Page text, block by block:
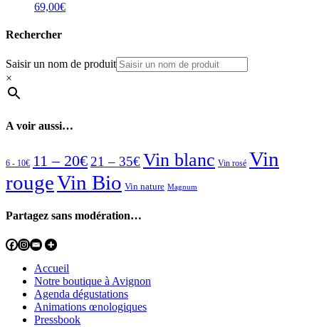
69,00€
Rechercher
Saisir un nom de produit
×
A voir aussi…
6 - 10€ 11 – 20€ 21 – 35€Vin blanc Vin rosé Vin
rougeVin Bio Vin nature Magnum
Partagez sans modération…
Accueil
Notre boutique à Avignon
Agenda dégustations
Animations œnologiques
Pressbook